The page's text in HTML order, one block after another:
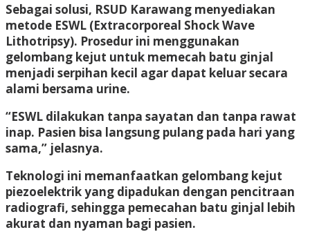
Sebagai solusi, RSUD Karawang menyediakan
metode ESWL (Extracorporeal Shock Wave
Lithotripsy). Prosedur ini menggunakan
gelombang kejut untuk memecah batu ginjal
menjadi serpihan kecil agar dapat keluar secara
alami bersama urine.
“ESWL dilakukan tanpa sayatan dan tanpa rawat
inap. Pasien bisa langsung pulang pada hari yang
sama,” jelasnya.
Teknologi ini memanfaatkan gelombang kejut
piezoelektrik yang dipadukan dengan pencitraan
radiografi, sehingga pemecahan batu ginjal lebih
akurat dan nyaman bagi pasien.